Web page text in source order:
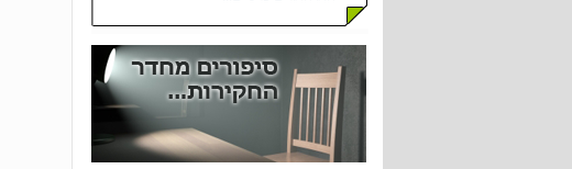
מודיעין תחרותי בחברות תקשורת...
בדיקות פוליגרף - מכונת אמת...
חקירות פרטיות - דיוק בפרטים...
איתור כתובת או מסירה משפטית - שאלות...
הונאות ביטוח רכב ורכוש...
בגידות...
הגנת הפרטיות - חקירות...
חוק האחריות למוצרים פגומים...